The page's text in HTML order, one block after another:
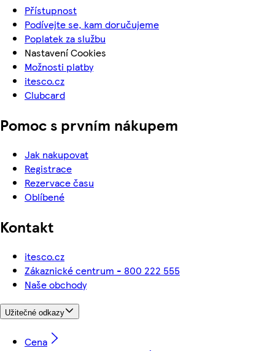
Přístupnost
Podívejte se, kam doručujeme
Poplatek za službu
Nastavení Cookies
Možnosti platby
itesco.cz
Clubcard
Pomoc s prvním nákupem
Jak nakupovat
Registrace
Rezervace času
Oblíbené
Kontakt
itesco.cz
Zákaznické centrum - 800 222 555
Naše obchody
Užitečné odkazy
Cena